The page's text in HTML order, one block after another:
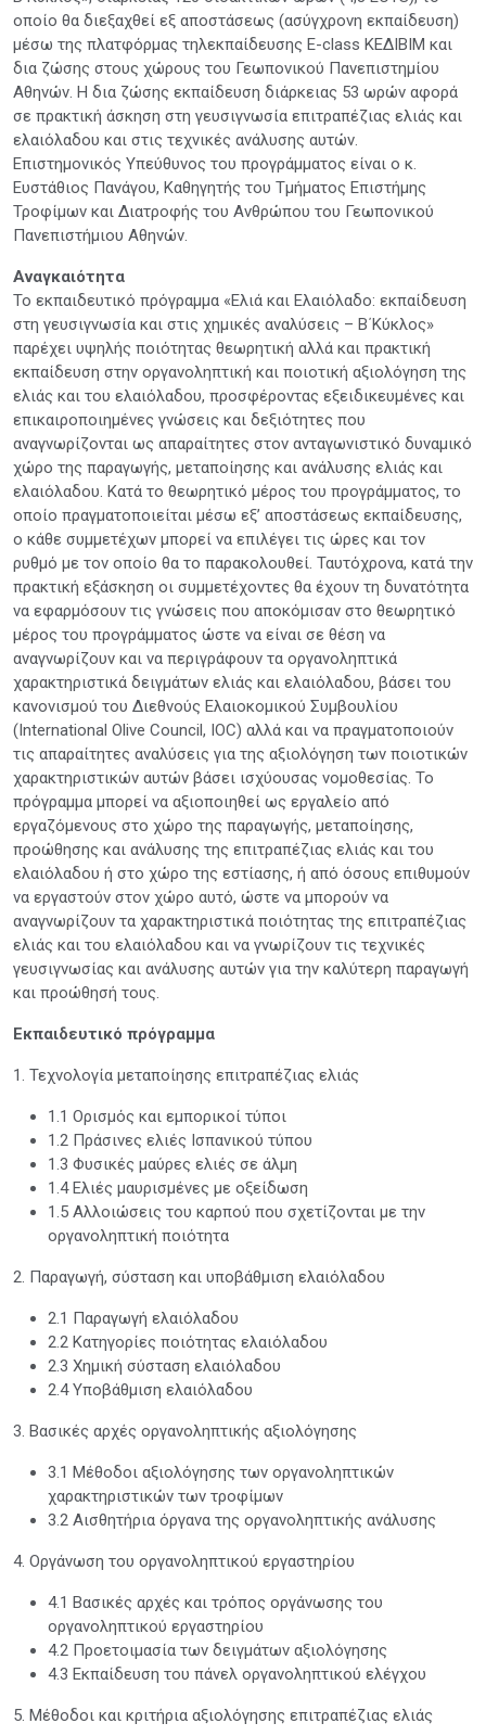
οποίο θα διεξαχθεί εξ αποστάσεως (ασύγχρονη εκπαίδευση)
μέσω της πλατφόρμας τηλεκπαίδευσης E-class ΚΕΔΙΒΙΜ και
δια ζώσης στους χώρους του Γεωπονικού Πανεπιστημίου
Αθηνών. Η δια ζώσης εκπαίδευση διάρκειας 53 ωρών αφορά
σε πρακτική άσκηση στη γευσιγνωσία επιτραπέζιας ελιάς και
ελαιόλαδου και στις τεχνικές ανάλυσης αυτών.
Επιστημονικός Υπεύθυνος του προγράμματος είναι ο κ.
Ευστάθιος Πανάγου, Καθηγητής του Τμήματος Επιστήμης
Τροφίμων και Διατροφής του Ανθρώπου του Γεωπονικού
Πανεπιστήμιου Αθηνών.
Αναγκαιότητα
Το εκπαιδευτικό πρόγραμμα «Ελιά και Ελαιόλαδο: εκπαίδευση
στη γευσιγνωσία και στις χημικές αναλύσεις – Β΄Κύκλος»
παρέχει υψηλής ποιότητας θεωρητική αλλά και πρακτική
εκπαίδευση στην οργανοληπτική και ποιοτική αξιολόγηση της
ελιάς και του ελαιόλαδου, προσφέροντας εξειδικευμένες και
επικαιροποιημένες γνώσεις και δεξιότητες που
αναγνωρίζονται ως απαραίτητες στον ανταγωνιστικό δυναμικό
χώρο της παραγωγής, μεταποίησης και ανάλυσης ελιάς και
ελαιόλαδου. Κατά το θεωρητικό μέρος του προγράμματος, το
οποίο πραγματοποιείται μέσω εξ’ αποστάσεως εκπαίδευσης,
ο κάθε συμμετέχων μπορεί να επιλέγει τις ώρες και τον
ρυθμό με τον οποίο θα το παρακολουθεί. Ταυτόχρονα, κατά την
πρακτική εξάσκηση οι συμμετέχοντες θα έχουν τη δυνατότητα
να εφαρμόσουν τις γνώσεις που αποκόμισαν στο θεωρητικό
μέρος του προγράμματος ώστε να είναι σε θέση να
αναγνωρίζουν και να περιγράφουν τα οργανοληπτικά
χαρακτηριστικά δειγμάτων ελιάς και ελαιόλαδου, βάσει του
κανονισμού του Διεθνούς Ελαιοκομικού Συμβουλίου
(International Olive Council, IOC) αλλά και να πραγματοποιούν
τις απαραίτητες αναλύσεις για της αξιολόγηση των ποιοτικών
χαρακτηριστικών αυτών βάσει ισχύουσας νομοθεσίας. Το
πρόγραμμα μπορεί να αξιοποιηθεί ως εργαλείο από
εργαζόμενους στο χώρο της παραγωγής, μεταποίησης,
προώθησης και ανάλυσης της επιτραπέζιας ελιάς και του
ελαιόλαδου ή στο χώρο της εστίασης, ή από όσους επιθυμούν
να εργαστούν στον χώρο αυτό, ώστε να μπορούν να
αναγνωρίζουν τα χαρακτηριστικά ποιότητας της επιτραπέζιας
ελιάς και του ελαιόλαδου και να γνωρίζουν τις τεχνικές
γευσιγνωσίας και ανάλυσης αυτών για την καλύτερη παραγωγή
και προώθησή τους.
Εκπαιδευτικό πρόγραμμα
1. Τεχνολογία μεταποίησης επιτραπέζιας ελιάς
1.1 Ορισμός και εμπορικοί τύποι
1.2 Πράσινες ελιές Ισπανικού τύπου
1.3 Φυσικές μαύρες ελιές σε άλμη
1.4 Ελιές μαυρισμένες με οξείδωση
1.5 Αλλοιώσεις του καρπού που σχετίζονται με την
οργανοληπτική ποιότητα
2. Παραγωγή, σύσταση και υποβάθμιση ελαιόλαδου
2.1 Παραγωγή ελαιόλαδου
2.2 Κατηγορίες ποιότητας ελαιόλαδου
2.3 Χημική σύσταση ελαιόλαδου
2.4 Υποβάθμιση ελαιόλαδου
3. Βασικές αρχές οργανοληπτικής αξιολόγησης
3.1 Μέθοδοι αξιολόγησης των οργανοληπτικών
χαρακτηριστικών των τροφίμων
3.2 Αισθητήρια όργανα της οργανοληπτικής ανάλυσης
4. Οργάνωση του οργανοληπτικού εργαστηρίου
4.1 Βασικές αρχές και τρόπος οργάνωσης του
οργανοληπτικού εργαστηρίου
4.2 Προετοιμασία των δειγμάτων αξιολόγησης
4.3 Εκπαίδευση του πάνελ οργανοληπτικού ελέγχου
5. Μέθοδοι και κριτήρια αξιολόγησης επιτραπέζιας ελιάς